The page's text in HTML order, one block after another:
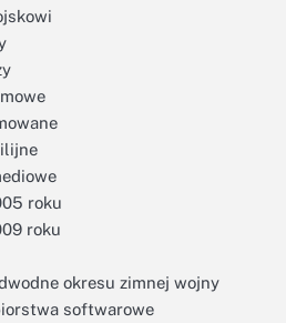
roku
roku
okresu zimnej wojny
softwarowe